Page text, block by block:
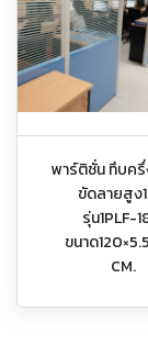
พาร์ติชั่น ทึบครึ่
ขัดลายสูง
รุ่น1PLF-
ขนาด
CM.